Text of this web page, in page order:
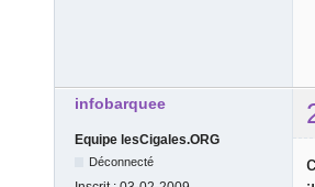
infobarquee
Equipe lesCigales.ORG
Déconnecté